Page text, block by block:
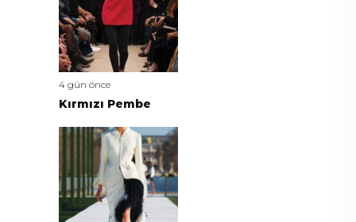
4 gün önce
Kırmızı Pembe